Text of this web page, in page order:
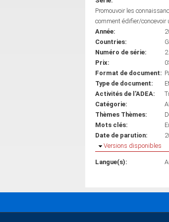
Promouvoir les
comment édifier/concevoir
Année:
Countries:
Numéro de série:
Prix:
Format de document:
Type de document:
Activités de l'ADEA:
Catégorie:
Thèmes Thèmes:
Mots clés:
Date de parution:
Masquer
Versions disponibles
Langue(s):